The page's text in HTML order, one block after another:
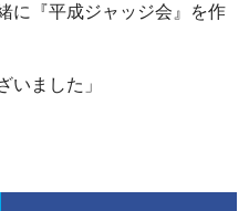
に『平成ジャッジ会』を作
いました」